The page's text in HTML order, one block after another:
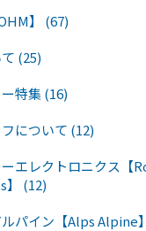
】 (67)
(25)
特集 (16)
について (12)
エレクトロニクス【
(12)
パイン【Alps Alpine